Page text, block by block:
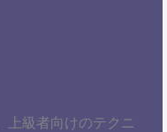
上級者向けのテクニ